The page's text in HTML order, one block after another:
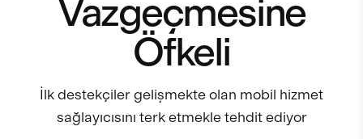
Vazgeçmesine
Öfkeli
İlk destekçiler gelişmekte olan mobil hizmet
sağlayıcısını terk etmekle tehdit ediyor